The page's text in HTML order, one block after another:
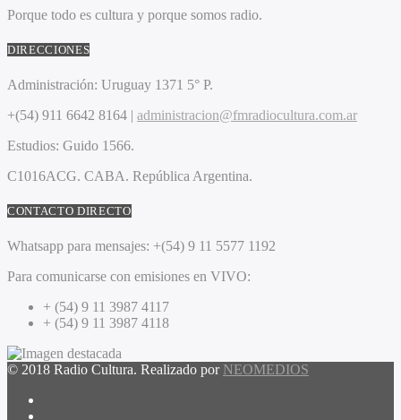
Porque todo es cultura y porque somos radio.
DIRECCIONES
Administración: Uruguay 1371 5° P.
+(54) 911 6642 8164 | administracion@fmradiocultura.com.ar
Estudios: Guido 1566.
C1016ACG. CABA. República Argentina.
CONTACTO DIRECTO
Whatsapp para mensajes: +(54) 9 11 5577 1192
Para comunicarse con emisiones en VIVO:
+ (54) 9 11 3987 4117
+ (54) 9 11 3987 4118
© 2018 Radio Cultura. Realizado por NEOMEDIOS